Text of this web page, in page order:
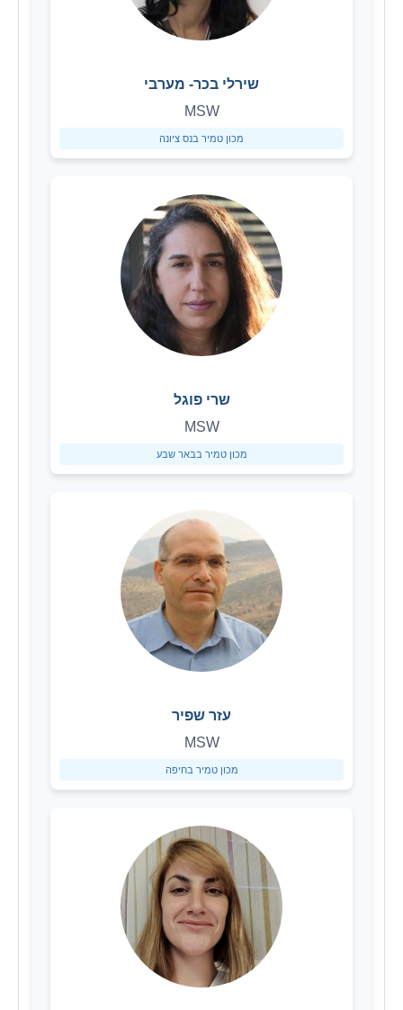
שירלי בכר- מערבי
MSW
מכון טמיר בנס ציונה
שרי פוגל
MSW
מכון טמיר בבאר שבע
עזר שפיר
MSW
מכון טמיר בחיפה